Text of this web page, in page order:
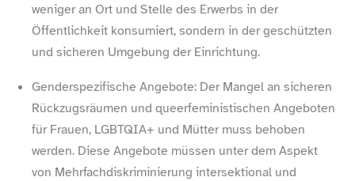
weniger an Ort und Stelle des Erwerbs in der
Öffentlichkeit konsumiert, sondern in der geschützten
und sicheren Umgebung der Einrichtung.
Genderspezifische Angebote: Der Mangel an sicheren
Rückzugsräumen und queerfeministischen Angeboten
für Frauen, LGBTQIA+ und Mütter muss behoben
werden. Diese Angebote müssen unter dem Aspekt
von Mehrfachdiskriminierung intersektional und